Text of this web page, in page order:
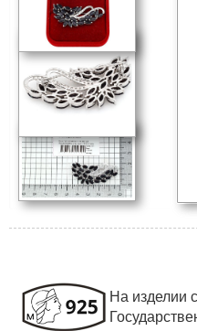
На изделии